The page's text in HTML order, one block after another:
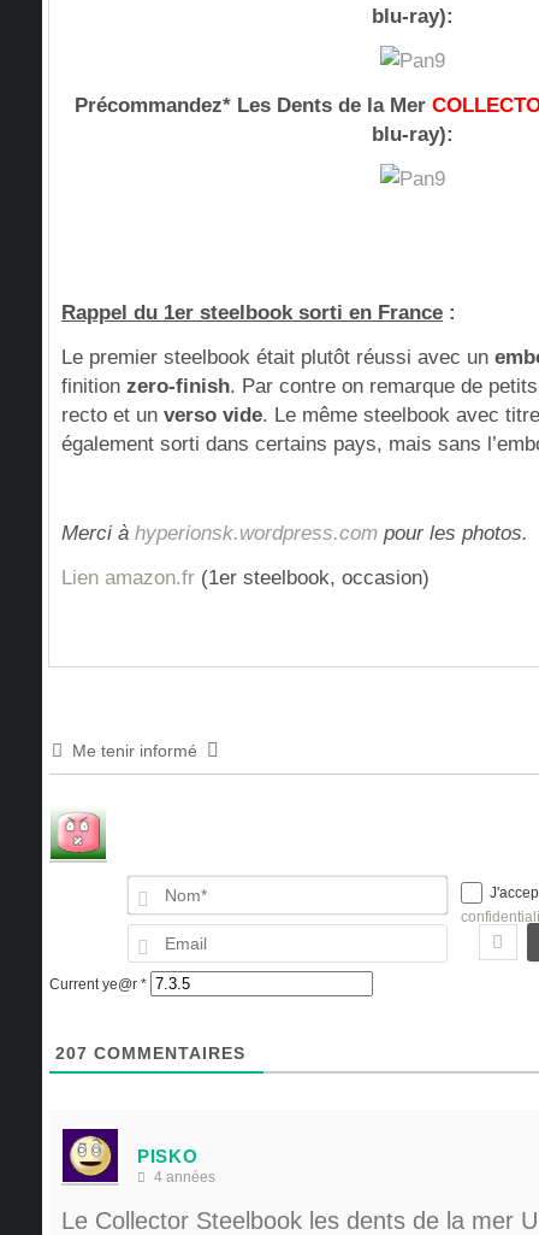
blu-ray):
Précommandez* Les Dents de la Mer
blu-ray):
Rappel du 1er steelbook sorti en France :
Le premier steelbook était plutôt réussi avec un
finition zero-finish. Par contre on remarque de
recto et un verso vide. Le même steelbook avec
également sorti dans certains pays, mais sans
Merci à hyperionsk.wordpress.com pour les photos.
Lien amazon.fr (1er steelbook, occasion)
Me tenir informé
Nom*
Current ye@r *
207 COMMENTAIRES
PISKO
4 années
Le Collector Steelbook les dents de la mer